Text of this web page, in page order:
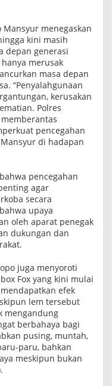
Mansyur menegaskan
kini masih
depan generasi
merusak
masa depan
“Penyalahgunaan
kerusakan
Polres
pencegahan
di hadapan
pencegahan
agar
secara
upaya
oleh aparat penegak
dukungan dan
juga menyoroti
Fox yang kini mulai
efek
lem tersebut
mengandung
berbahaya bagi
pusing, muntah,
paru, bahkan
meskipun bukan